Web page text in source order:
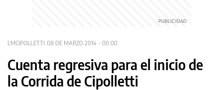
LMCIPOLLETTI 08 DE MARZO 2014 - 00:00
Cuenta regresiva para el inicio de
la Corrida de Cipolletti